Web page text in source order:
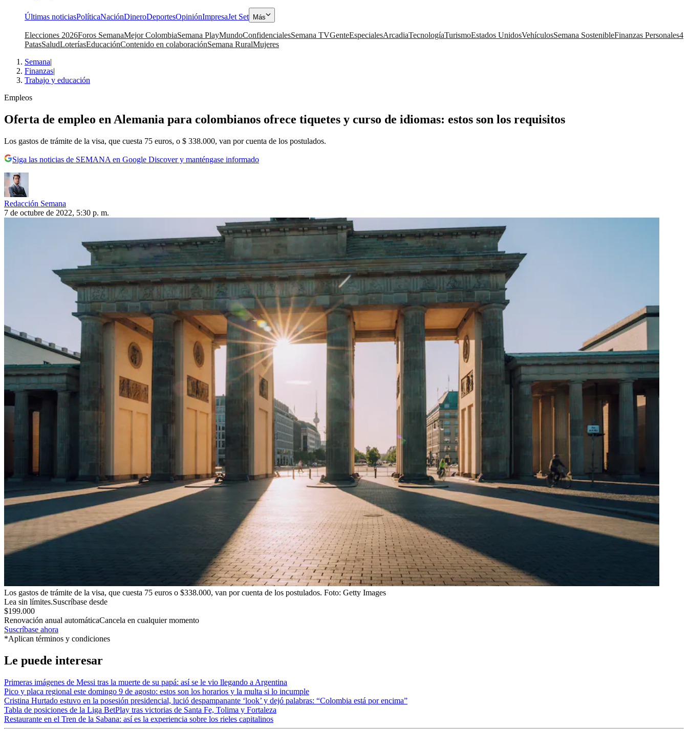
Últimas noticiasPolíticaNaciónDineroDeportesOpiniónImpresaJet Set Más
Elecciones 2026Foros SemanaMejor ColombiaSemana PlayMundoConfidencialesSemana TVGenteEspecialesArcadiaTecnologíaTurismoEstados UnidosVehículosSemana SostenibleFinanzas Personales4
PatasSaludLoteríasEducaciónContenido en colaboraciónSemana RuralMujeres
Semana|
Finanzas|
Trabajo y educación
Empleos
Oferta de empleo en Alemania para colombianos ofrece tiquetes y curso de idiomas: estos son los requisitos
Los gastos de trámite de la visa, que cuesta 75 euros, o $ 338.000, van por cuenta de los postulados.
Siga las noticias de SEMANA en Google Discover y manténgase informado
Redacción Semana
7 de octubre de 2022, 5:30 p. m.
Los gastos de trámite de la visa, que cuesta 75 euros o $338.000, van por cuenta de los postulados. Foto: Getty Images
Lea sin límites.Suscríbase desde
$199.000
Renovación anual automáticaCancela en cualquier momento
Suscríbase ahora
*Aplican términos y condiciones
Le puede interesar
Primeras imágenes de Messi tras la muerte de su papá: así se le vio llegando a Argentina
Pico y placa regional este domingo 9 de agosto: estos son los horarios y la multa si lo incumple
Cristina Hurtado estuvo en la posesión presidencial, lució despampanante ‘look’ y dejó palabras: “Colombia está por encima”
Tabla de posiciones de la Liga BetPlay tras victorias de Santa Fe, Tolima y Fortaleza
Restaurante en el Tren de la Sabana: así es la experiencia sobre los rieles capitalinos